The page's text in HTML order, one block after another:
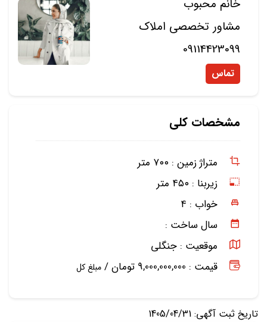
خانم محبوب
مشاور تخصصی املاک
09114423099
تماس
مشخصات کلی
متراژ زمین : ۷۰۰ متر
زیربنا : ۴۵۰ متر
خواب : ۴
سال ساخت :
موقعیت : جنگلی
قیمت : 9,000,000,000 تومان /
مبلغ کل
تاریخ ثبت آگهی: 1405/04/31